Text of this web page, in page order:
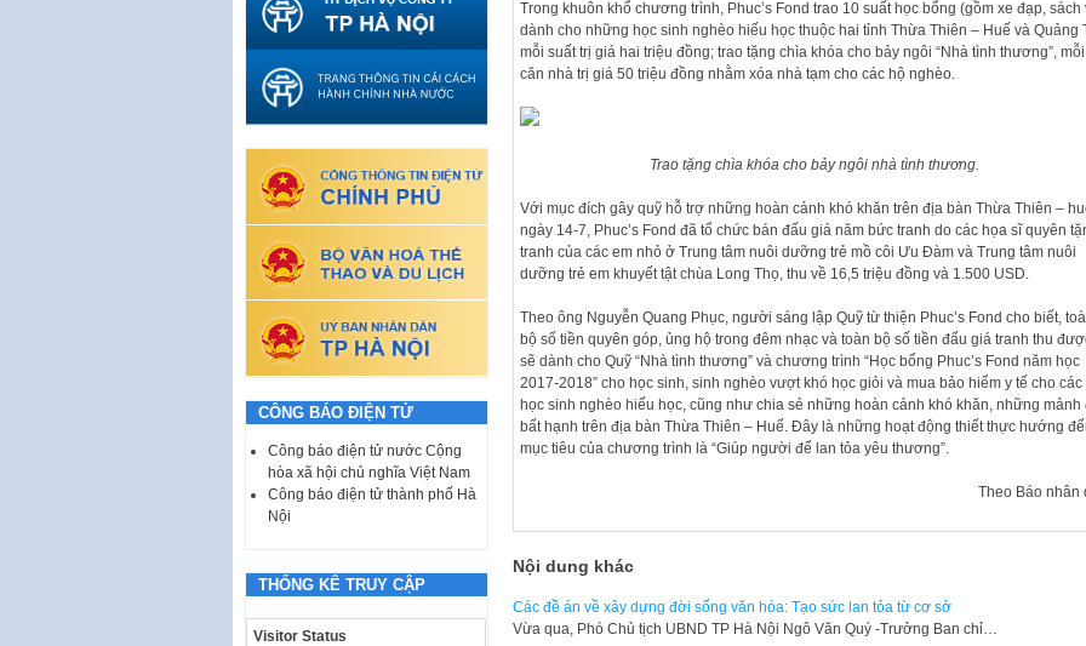
Trong khuôn khổ chương trình, Phuc’s Fond trao 10 suất học bổng (gồm xe đạp, sách
dành cho những học sinh nghèo hiếu học thuộc hai tỉnh Thừa Thiên – Huế và Quảng
mỗi suất trị giá hai triệu đồng; trao tặng chìa khóa cho bảy ngôi “Nhà tình thương”, mỗi
căn nhà trị giá 50 triệu đồng nhằm xóa nhà tạm cho các hộ nghèo.
Trao tặng chìa khóa cho bảy ngôi nhà tình thương.
Với mục đích gây quỹ hỗ trợ những hoàn cảnh khó khăn trên địa bàn Thừa Thiên –
ngày 14-7, Phuc’s Fond đã tổ chức bán đấu giá năm bức tranh do các họa sĩ quyên
tranh của các em nhỏ ở Trung tâm nuôi dưỡng trẻ mồ côi Ưu Đàm và Trung tâm nuôi
dưỡng trẻ em khuyết tật chùa Long Thọ, thu về 16,5 triệu đồng và 1.500 USD.
Theo ông Nguyễn Quang Phục, người sáng lập Quỹ từ thiện Phuc’s Fond cho biết,
bộ số tiền quyên góp, ủng hộ trong đêm nhạc và toàn bộ số tiền đấu giá tranh thu
sẽ dành cho Quỹ “Nhà tình thương” và chương trình “Học bổng Phuc’s Fond năm học
2017-2018” cho học sinh, sinh nghèo vượt khó học giỏi và mua bảo hiểm y tế cho các
học sinh nghèo hiếu học, cũng như chia sẻ những hoàn cảnh khó khăn, những mảnh
bất hạnh trên địa bàn Thừa Thiên – Huế. Đây là những hoạt động thiết thực hướng
mục tiêu của chương trình là “Giúp người để lan tỏa yêu thương”.
Theo Báo nhân
Nội dung khác
Các đề án về xây dựng đời sống văn hóa: Tạo sức lan tỏa từ cơ sở
Vừa qua, Phó Chủ tịch UBND TP Hà Nội Ngô Văn Quý -Trưởng Ban chỉ…
CÔNG BÁO ĐIỆN TỬ
Công báo điện tử nước Cộng
hòa xã hội chủ nghĩa Việt Nam
Công báo điện tử thành phố Hà
Nội
THỐNG KÊ TRUY CẬP
Visitor Status